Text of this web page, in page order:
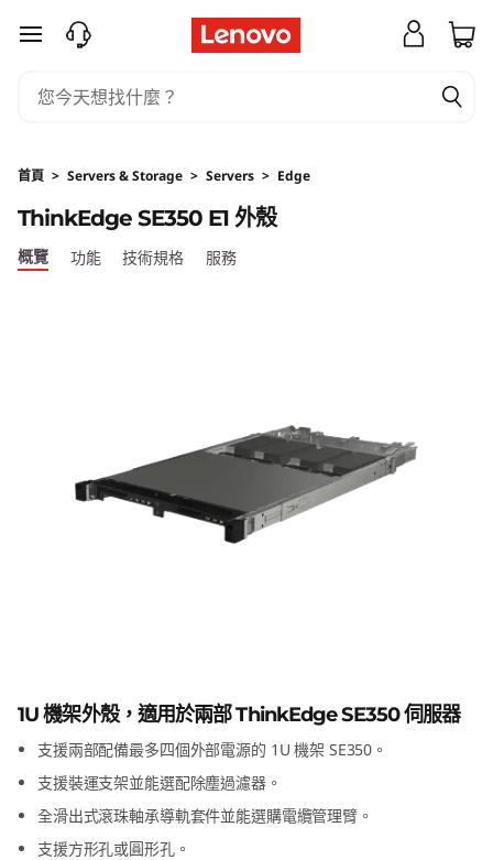
T
n
k
E
1
外
殼
跳至主要內容
首頁 > Servers & Storage > Servers > Edge
ThinkEdge SE350 E1 外殼
概覽 功能 技術規格 服務
1U 機架外殼，適用於兩部 ThinkEdge SE350 伺服器
支援兩部配備最多四個外部電源的 1U 機架 SE350。
支援裝運支架並能選配除塵過濾器。
全滑出式滾珠軸承導軌套件並能選購電纜管理臂。
支援方形孔或圓形孔。